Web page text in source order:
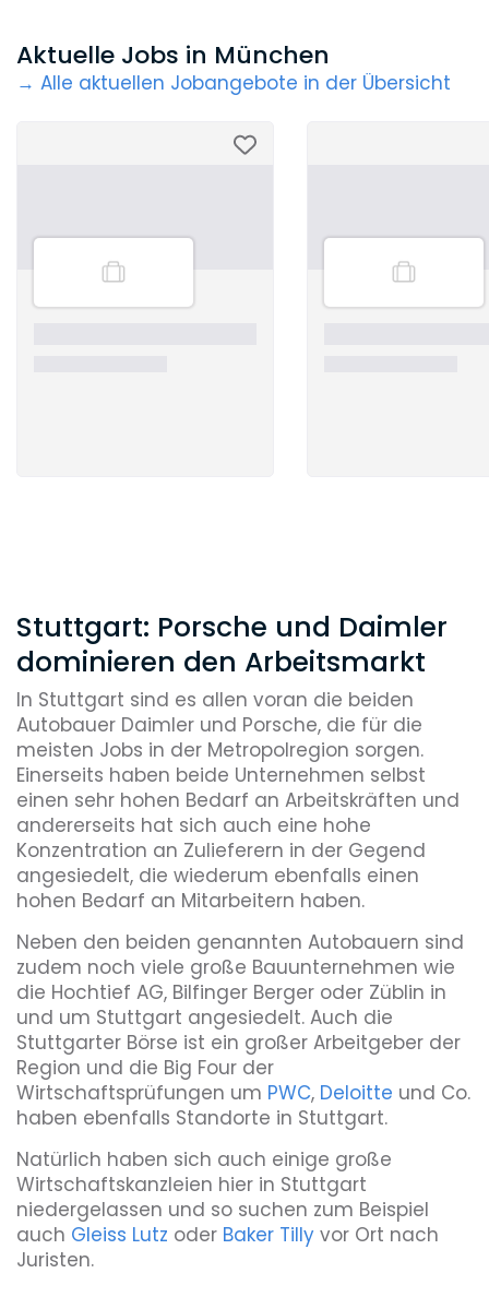
Aktuelle Jobs in München
→ Alle aktuellen Jobangebote in der Übersicht
Stuttgart: Porsche und Daimler
dominieren den Arbeitsmarkt
In Stuttgart sind es allen voran die beiden
Autobauer Daimler und Porsche, die für die
meisten Jobs in der Metropolregion sorgen.
Einerseits haben beide Unternehmen selbst
einen sehr hohen Bedarf an Arbeitskräften und
andererseits hat sich auch eine hohe
Konzentration an Zulieferern in der Gegend
angesiedelt, die wiederum ebenfalls einen
hohen Bedarf an Mitarbeitern haben.
Neben den beiden genannten Autobauern sind
zudem noch viele große Bauunternehmen wie
die Hochtief AG, Bilfinger Berger oder Züblin in
und um Stuttgart angesiedelt. Auch die
Stuttgarter Börse ist ein großer Arbeitgeber der
Region und die Big Four der
Wirtschaftsprüfungen um PWC, Deloitte und Co.
haben ebenfalls Standorte in Stuttgart.
Natürlich haben sich auch einige große
Wirtschaftskanzleien hier in Stuttgart
niedergelassen und so suchen zum Beispiel
auch Gleiss Lutz oder Baker Tilly vor Ort nach
Juristen.